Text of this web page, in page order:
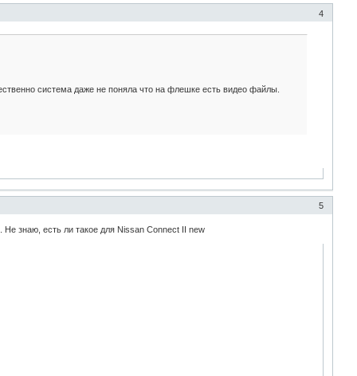
4
система даже не поняла что на флешке есть видео файлы.
5
знаю, есть ли такое для Nissan Connect II new